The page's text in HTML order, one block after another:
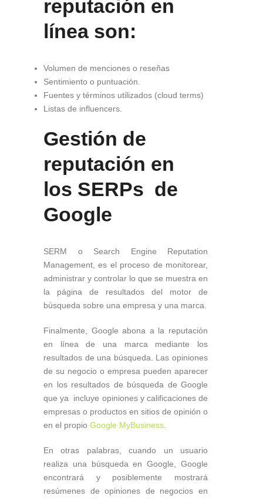
reputación en
línea son:
Volumen de menciones o reseñas
Sentimiento o puntuación.
Fuentes y términos utilizados (cloud terms)
Listas de influencers.
Gestión de
reputación en
los SERPs de
Google
SERM o Search Engine Reputation
Management, es el proceso de monitorear,
administrar y controlar lo que se muestra en
la página de resultados del motor de
búsqueda sobre una empresa y una marca.
Finalmente, Google abona a la reputación
en línea de una marca mediante los
resultados de una búsqueda. Las opiniones
de su negocio o empresa pueden aparecer
en los resultados de búsqueda de Google
que ya incluye opiniones y calificaciones de
empresas o productos en sitios de opinión o
en el propio Google MyBusiness
En otras palabras, cuando un usuario
realiza una búsqueda en Google, Google
encontrará y posiblemente mostrará
resúmenes de opiniones de negocios en